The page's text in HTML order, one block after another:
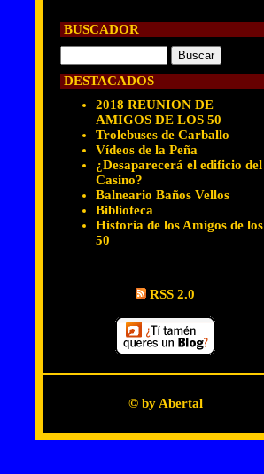
BUSCADOR
DESTACADOS
2018 REUNION DE
AMIGOS DE LOS 50
Trolebuses de Carballo
Vídeos de la Peña
¿Desaparecerá el edificio del
Casino?
Balneario Baños Vellos
Biblioteca
Historia de los Amigos de los
50
RSS 2.0
© by Abertal